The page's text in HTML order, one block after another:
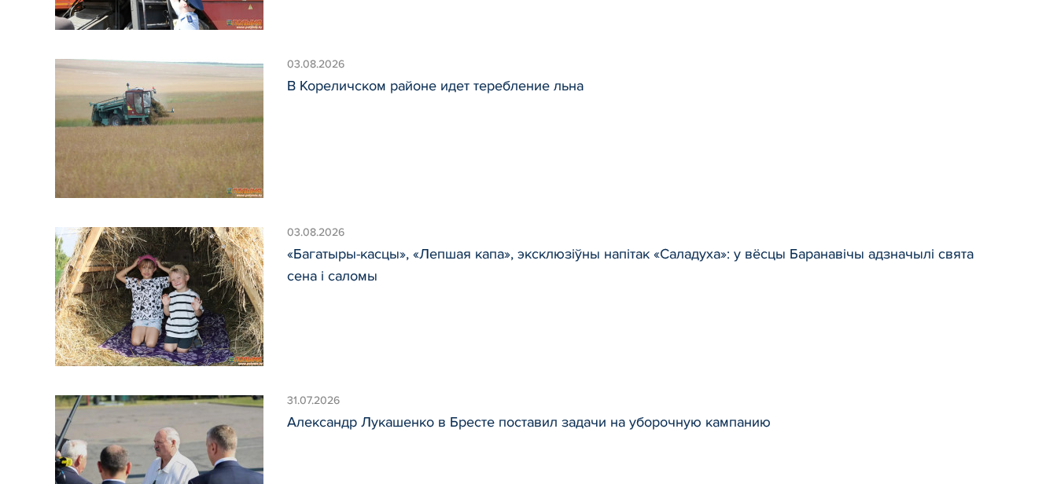
03.08.2026
В Кореличском районе идет теребление льна
03.08.2026
«Багатыры-касцы», «Лепшая капа», эксклюзіўны напітак «Саладуха»: у вёсцы Баранавічы адзначылі свята
сена і саломы
31.07.2026
Александр Лукашенко в Бресте поставил задачи на уборочную кампанию